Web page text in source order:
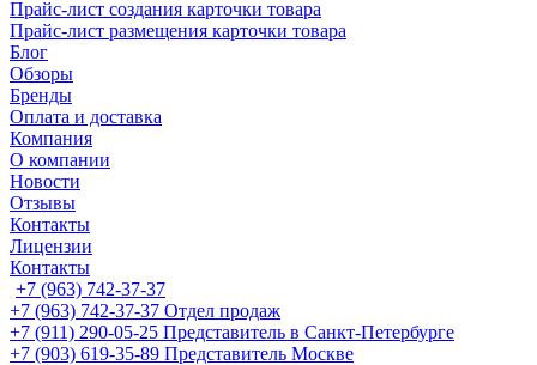
Прайс-лист создания карточки товара
Прайс-лист размещения карточки товара
Блог
Обзоры
Бренды
Оплата и доставка
Компания
О компании
Новости
Отзывы
Контакты
Лицензии
Контакты
+7 (963) 742-37-37
+7 (963) 742-37-37 Отдел продаж
+7 (911) 290-05-25 Представитель в Санкт-Петербурге
+7 (903) 619-35-89 Представитель Москве